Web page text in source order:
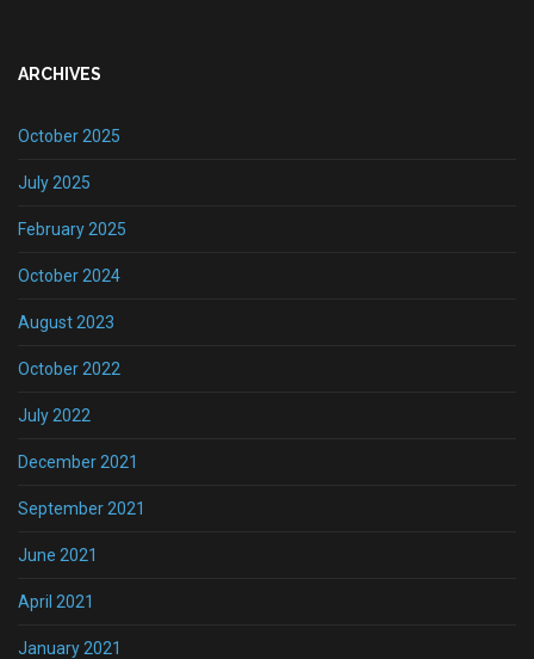
ARCHIVES
October 2025
July 2025
February 2025
October 2024
August 2023
October 2022
July 2022
December 2021
September 2021
June 2021
April 2021
January 2021